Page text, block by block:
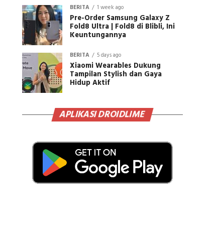
BERITA 1 week ago
Pre-Order Samsung Galaxy Z
Fold8 Ultra | Fold8 di Blibli, Ini
Keuntungannya
BERITA 5 days ago
Xiaomi Wearables Dukung
Tampilan Stylish dan Gaya
Hidup Aktif
APLIKASI DROIDLIME